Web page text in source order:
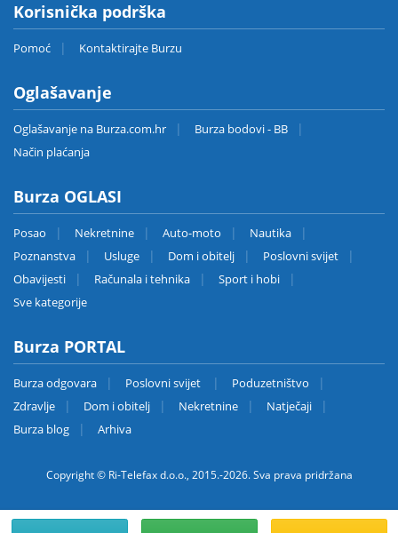
Korisnička podrška
Pomoć Kontaktirajte Burzu
Oglašavanje
Oglašavanje na Burza.com.hr
Burza bodovi - BB
Način plaćanja
Burza OGLASI
Posao Nekretnine Auto-moto
Nautika
Poznanstva
Usluge Dom i obitelj
Poslovni svijet
Obavijesti
Računala i tehnika
Sport i hobi
Sve kategorije
Burza PORTAL
Burza odgovara Poslovni svijet
Poduzetništvo
Zdravlje
Dom i obitelj Nekretnine
Natječaji
Burza blog
Arhiva
Copyright © Ri-Telefax d.o.o., 2015.-2026. Sva prava pridržana